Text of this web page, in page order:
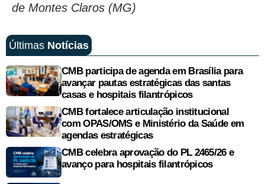
de Montes Claros (MG)
Últimas Notícias
CMB participa de agenda em Brasília para
avançar pautas estratégicas das santas
casas e hospitais filantrópicos
CMB fortalece articulação institucional
com OPAS/OMS e Ministério da Saúde em
agendas estratégicas
CMB celebra aprovação do PL 2465/26 e
avanço para hospitais filantrópicos